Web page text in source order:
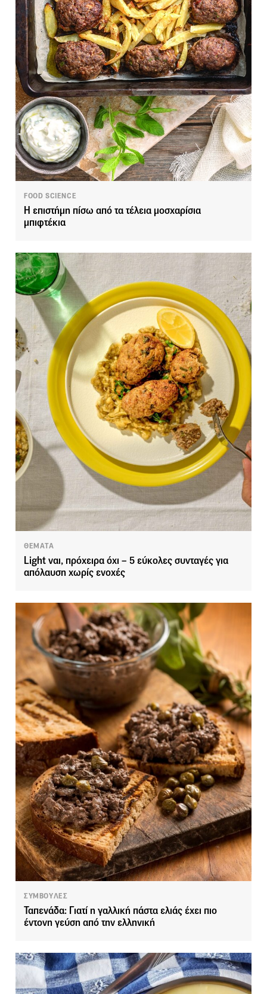
FOOD SCIENCE
Η επιστήμη πίσω από τα τέλεια μοσχαρίσια
μπιφτέκια
ΘΕΜΑΤΑ
Light ναι, πρόχειρα όχι – 5 εύκολες συνταγές για
απόλαυση χωρίς ενοχές
ΣΥΜΒΟΥΛΕΣ
Ταπενάδα: Γιατί η γαλλική πάστα ελιάς έχει πιο
έντονη γεύση από την ελληνική